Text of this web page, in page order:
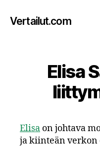
Vertailut.com
Elisa
Elisa on johtava
ja kiinteän verkon